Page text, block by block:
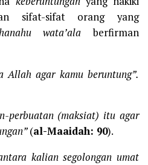
sifat-sifat orang yang
wata’ala berfirman
Allah agar kamu beruntung”.
perbuatan (maksiat) itu agar
(al-Maaidah: 90).
kalian segolongan umat